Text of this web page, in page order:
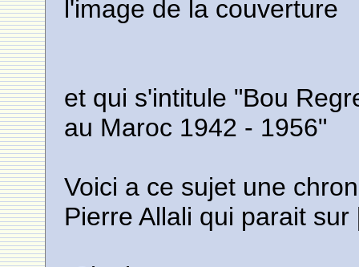
l'image de la couverture
et qui s'intitule "Bou
au Maroc 1942 - 1956"
Voici a ce sujet une
Pierre Allali qui parait sur